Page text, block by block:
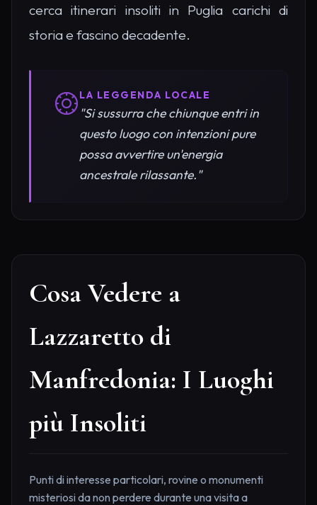
cerca itinerari insoliti in Puglia carichi di
storia e fascino decadente.
LA LEGGENDA LOCALE
"Si sussurra che chiunque entri in
questo luogo con intenzioni pure
possa avvertire un'energia
ancestrale rilassante."
Cosa Vedere a
Lazzaretto di
Manfredonia: I Luoghi
più Insoliti
Punti di interesse particolari, rovine o monumenti
misteriosi da non perdere durante una visita a